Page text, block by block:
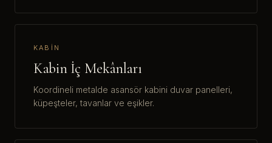
KABIN
Kabin İç Mekânları
Koordineli metalde asansör kabini duvar panelleri,
küpeşteler, tavanlar ve eşikler.